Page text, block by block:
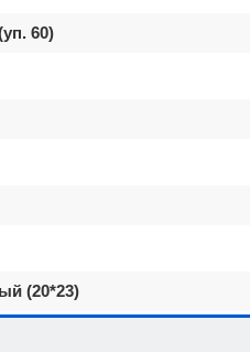
60)
(20*23)